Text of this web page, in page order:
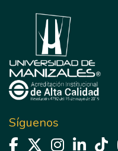
Síguenos